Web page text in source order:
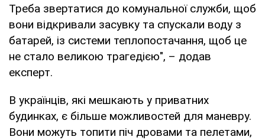
Треба звертатися до комунальної служби, щоб
вони відкривали засувку та спускали воду з
батарей, із системи теплопостачання, щоб це
не стало великою трагедією", – додав
експерт.
В українців, які мешкають у приватних
будинках, є більше можливостей для маневру.
Вони можуть топити піч дровами та пелетами,